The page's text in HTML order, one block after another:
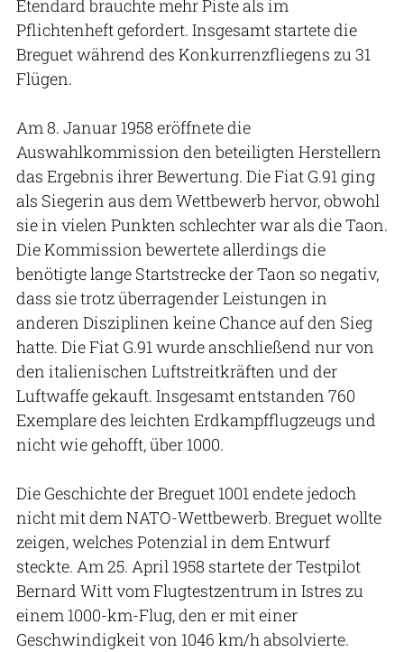
Etendard brauchte mehr Piste als im
Pflichtenheft gefordert. Insgesamt startete die
Breguet während des Konkurrenzfliegens zu 31
Flügen.
Am 8. Januar 1958 eröffnete die
Auswahlkommission den beteiligten Herstellern
das Ergebnis ihrer Bewertung. Die Fiat G.91 ging
als Siegerin aus dem Wettbewerb hervor, obwohl
sie in vielen Punkten schlechter war als die Taon.
Die Kommission bewertete allerdings die
benötigte lange Startstrecke der Taon so negativ,
dass sie trotz überragender Leistungen in
anderen Disziplinen keine Chance auf den Sieg
hatte. Die Fiat G.91 wurde anschließend nur von
den italienischen Luftstreitkräften und der
Luftwaffe gekauft. Insgesamt entstanden 760
Exemplare des leichten Erdkampfflugzeugs und
nicht wie gehofft, über 1000.
Die Geschichte der Breguet 1001 endete jedoch
nicht mit dem NATO-Wettbewerb. Breguet wollte
zeigen, welches Potenzial in dem Entwurf
steckte. Am 25. April 1958 startete der Testpilot
Bernard Witt vom Flugtestzentrum in Istres zu
einem 1000-km-Flug, den er mit einer
Geschwindigkeit von 1046 km/h absolvierte.